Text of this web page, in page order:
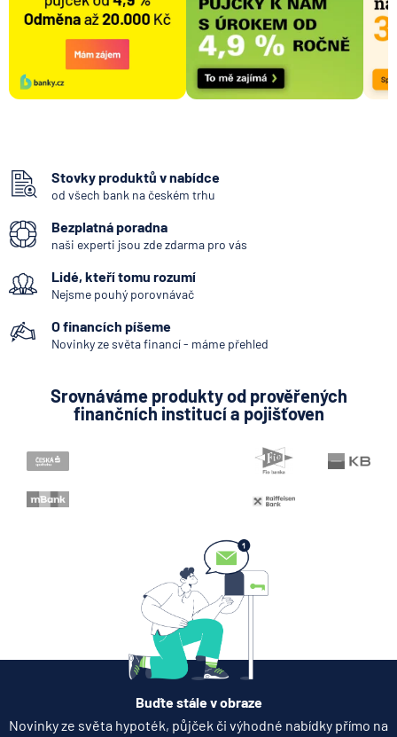
Stovky produktů v nabídce
od všech bank na českém trhu
Bezplatná poradna
naši experti jsou zde zdarma pro vás
Lidé, kteří tomu rozumí
Nejsme pouhý porovnávač
O financích píšeme
Novinky ze světa financí - máme přehled
Srovnáváme produkty od prověřených
finančních institucí a pojišťoven
Buďte stále v obraze
Novinky ze světa hypoték, půjček či výhodné nabídky přímo na